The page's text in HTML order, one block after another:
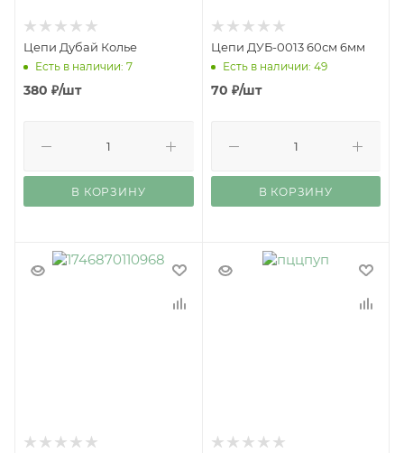
Цепи Дубай Колье
Есть в наличии: 7
380 ₽/шт
В КОРЗИНУ
Цепи ДУБ-0013 60см 6мм
Есть в наличии: 49
70 ₽/шт
В КОРЗИНУ